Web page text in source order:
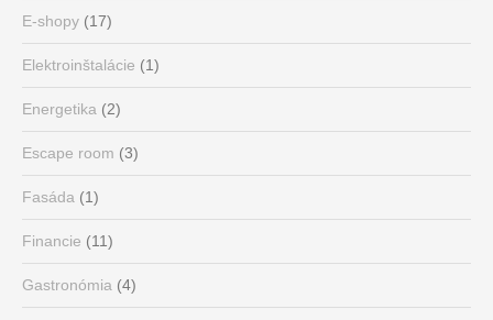
E-shopy (17)
Elektroinštalácie (1)
Energetika (2)
Escape room (3)
Fasáda (1)
Financie (11)
Gastronómia (4)